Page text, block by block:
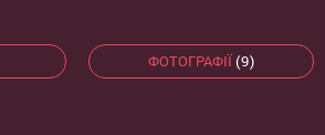
ФОТОГРАФІЇ(9)